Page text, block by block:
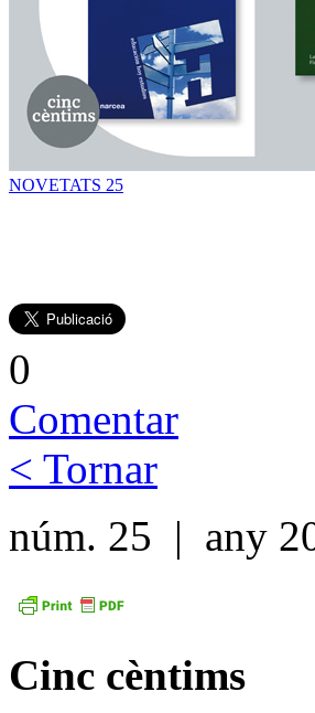
NOVETATS 25
0
Comentar
< Tornar
núm. 25 | any
Cinc cèntims